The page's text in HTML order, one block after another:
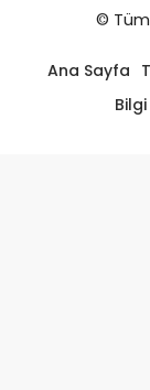
© Tüm
Ana Sayfa